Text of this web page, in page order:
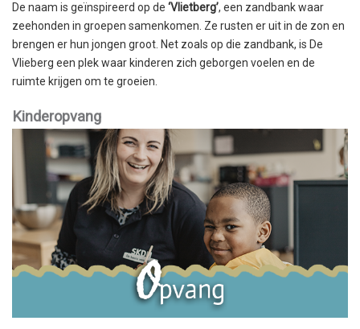
De naam is geïnspireerd op de ‘Vlietberg’, een zandbank waar
zeehonden in groepen samenkomen. Ze rusten er uit in de zon en
brengen er hun jongen groot. Net zoals op die zandbank, is De
Vlieberg een plek waar kinderen zich geborgen voelen en de
ruimte krijgen om te groeien.
Kinderopvang